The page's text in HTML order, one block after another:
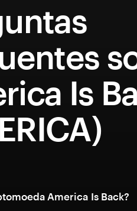
Is
America Is Back?